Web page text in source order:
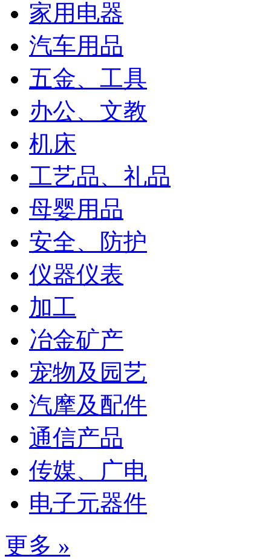
家用电器
汽车用品
五金、工具
办公、文教
机床
工艺品、礼品
母婴用品
安全、防护
仪器仪表
加工
冶金矿产
宠物及园艺
汽摩及配件
通信产品
传媒、广电
电子元器件
更多 »